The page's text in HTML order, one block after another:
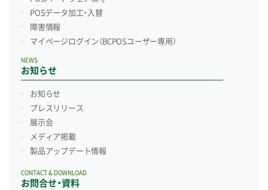
POSデータ加工・入替
障害情報
マイページログイン （BCPOSユーザー専用）
お知らせ
NEWS
お知らせ
プレスリリース
展示会
メディア掲載
製品アップデート情報
お問合せ・資料
CONTACT & DOWNLOAD